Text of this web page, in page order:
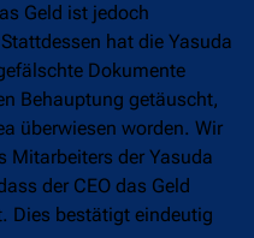
Geld ist jedoch
hat die Yasuda
Dokumente
Behauptung getäuscht,
überwiesen worden. Wir
Mitarbeiters der Yasuda
der CEO das Geld
Dies bestätigt eindeutig